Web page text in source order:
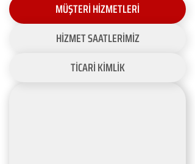
MÜŞTERİ HİZMETLERİ
HİZMET SAATLERİMİZ
TİCARİ KİMLİK